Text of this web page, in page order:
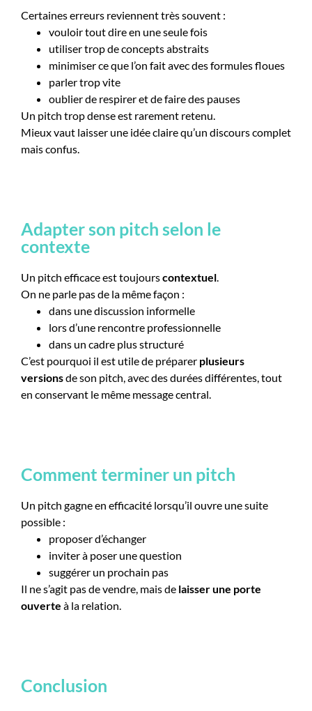
Certaines erreurs reviennent très souvent :
vouloir tout dire en une seule fois
utiliser trop de concepts abstraits
minimiser ce que l’on fait avec des formules floues
parler trop vite
oublier de respirer et de faire des pauses
Un pitch trop dense est rarement retenu.
Mieux vaut laisser une idée claire qu’un discours complet
mais confus.
Adapter son pitch selon le
contexte
Un pitch efficace est toujourscontextuel.
On ne parle pas de la même façon :
dans une discussion informelle
lors d’une rencontre professionnelle
dans un cadre plus structuré
C’est pourquoi il est utile de préparer plusieurs
versionsde son pitch, avec des durées différentes, tout
en conservant le même message central.
Comment terminer un pitch
Un pitch gagne en efficacité lorsqu’il ouvre une suite
possible :
proposer d’échanger
inviter à poser une question
suggérer un prochain pas
Il ne s’agit pas de vendre, mais de laisser une porte
ouverte à la relation.
Conclusion